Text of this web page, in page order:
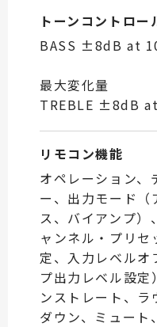
トーンコントロー
BASS ±8dB at
最大変化量
TREBLE ±8dB
リモコン機能
オペレーション、
ー、出力モード（
ス、バイアンプ）
ャンネル・プリ
定、入力レベルオ
プ出力レベル設定
ンストレート、
ダウン、ミュート